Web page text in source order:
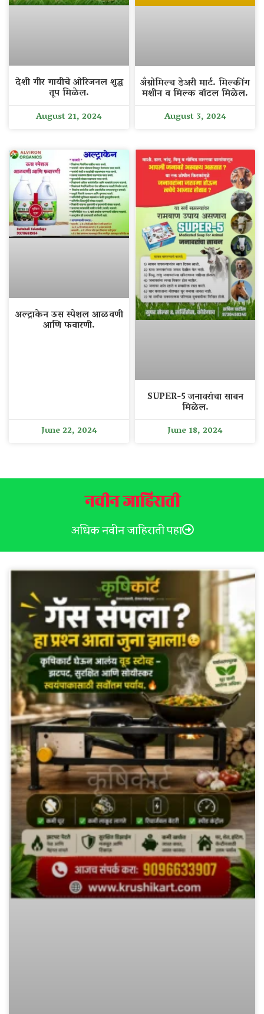
देशी गीर गायीचे ओरिजनल शुद्ध
तूप मिळेल.
August 21, 2024
अँग्रोमिल्च डेअरी मार्ट. मिल्कींग
मशीन व मिल्क बॉटल मिळेल.
August 3, 2024
अल्ट्राकेन ऊस स्पेशल आळवणी
आणि फवारणी.
June 22, 2024
SUPER-5 जनावरांचा साबन
मिळेल.
June 18, 2024
नवीन जाहिराती
अधिक नवीन जाहिराती पहा